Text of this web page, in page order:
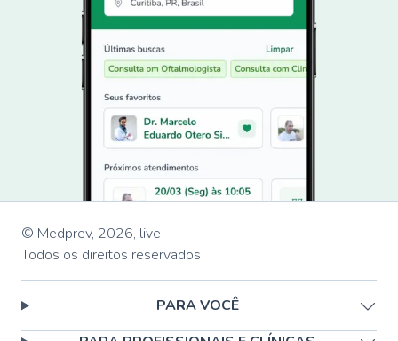
© Medprev, 2026, live
Todos os direitos reservados
PARA VOCÊ